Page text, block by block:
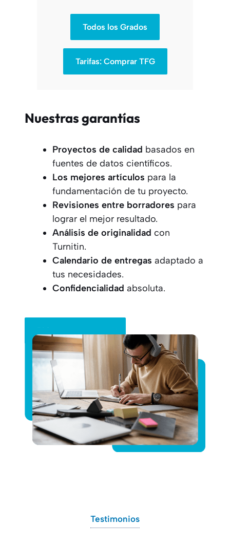
Todos los Grados
Tarifas: Comprar TFG
Nuestras garantías
Proyectos de calidad basados en
fuentes de datos científicos.
Los mejores artículos para la
fundamentación de tu proyecto.
Revisiones entre borradores para
lograr el mejor resultado.
Análisis de originalidad con
Turnitin.
Calendario de entregas adaptado a
tus necesidades.
Confidencialidad absoluta.
Pide tu presupuesto
Testimonios